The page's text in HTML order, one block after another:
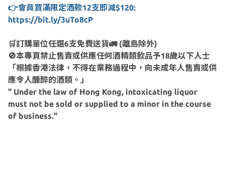
👉會員買滿限定酒款12支即減$120:
https://bit.ly/3uTo8cP
🛒訂購單位任選6支免費送貨🚛 (離島除外)
🚫本專頁禁止售賣或供應任何酒精類飲品予18歲以下人士
「根據香港法律，不得在業務過程中，向未成年人售賣或供
應令人醺醉的酒類。」
" Under the law of Hong Kong, intoxicating liquor
must not be sold or supplied to a minor in the course
of business."